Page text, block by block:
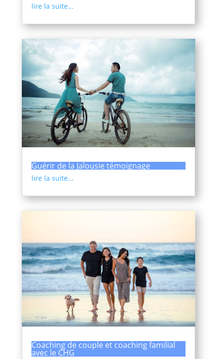
lire la suite...
Guérir de la Jalousie témoignage
lire la suite...
Coaching de couple et coaching familial
avec le CHG